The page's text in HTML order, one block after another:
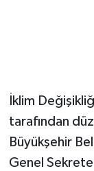
İklim
tarafından
Büyükşehir
Genel Sekreter